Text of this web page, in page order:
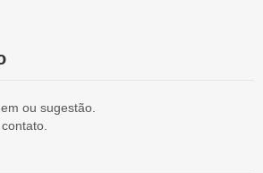
ou sugestão.